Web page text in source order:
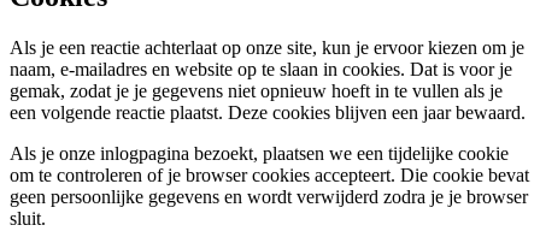
Als je een reactie achterlaat op onze site, kun je ervoor kiezen om je
naam, e-mailadres en website op te slaan in cookies. Dat is voor je
gemak, zodat je je gegevens niet opnieuw hoeft in te vullen als je
een volgende reactie plaatst. Deze cookies blijven een jaar bewaard.
Als je onze inlogpagina bezoekt, plaatsen we een tijdelijke cookie
om te controleren of je browser cookies accepteert. Die cookie bevat
geen persoonlijke gegevens en wordt verwijderd zodra je je browser
sluit.